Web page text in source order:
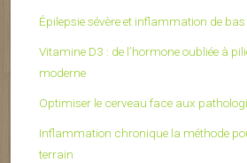
Épilepsie sévère et inflammation de
Vitamine D3 : de l’hormone oubliée à
moderne
Optimiser le cerveau face aux
Inflammation chronique la méthode
terrain